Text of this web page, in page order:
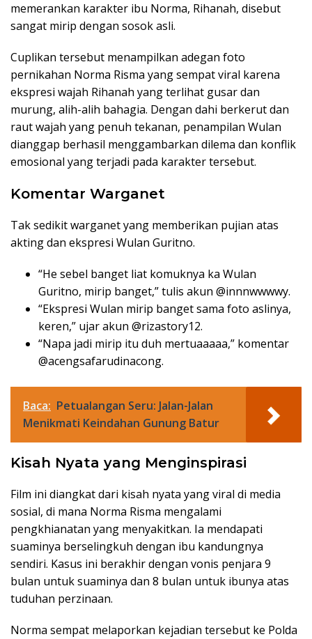
memerankan karakter ibu Norma, Rihanah, disebut
sangat mirip dengan sosok asli.
Cuplikan tersebut menampilkan adegan foto
pernikahan Norma Risma yang sempat viral karena
ekspresi wajah Rihanah yang terlihat gusar dan
murung, alih-alih bahagia. Dengan dahi berkerut dan
raut wajah yang penuh tekanan, penampilan Wulan
dianggap berhasil menggambarkan dilema dan konflik
emosional yang terjadi pada karakter tersebut.
Komentar Warganet
Tak sedikit warganet yang memberikan pujian atas
akting dan ekspresi Wulan Guritno.
“He sebel banget liat komuknya ka Wulan
Guritno, mirip banget,” tulis akun @innnwwwwy.
“Ekspresi Wulan mirip banget sama foto aslinya,
keren,” ujar akun @rizastory12.
“Napa jadi mirip itu duh mertuaaaaa,” komentar
@acengsafarudinacong.
Baca: Petualangan Seru: Jalan-Jalan
Menikmati Keindahan Gunung Batur
Kisah Nyata yang Menginspirasi
Film ini diangkat dari kisah nyata yang viral di media
sosial, di mana Norma Risma mengalami
pengkhianatan yang menyakitkan. Ia mendapati
suaminya berselingkuh dengan ibu kandungnya
sendiri. Kasus ini berakhir dengan vonis penjara 9
bulan untuk suaminya dan 8 bulan untuk ibunya atas
tuduhan perzinaan.
Norma sempat melaporkan kejadian tersebut ke Polda